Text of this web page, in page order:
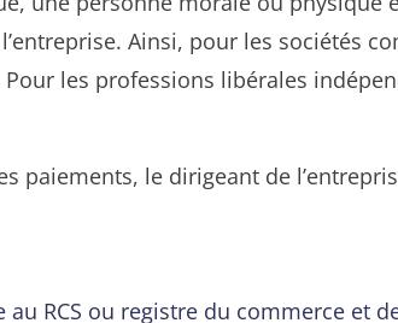
Ainsi, pour les sociétés
les professions libérales
paiements, le dirigeant de
RCS ou registre du commerce et